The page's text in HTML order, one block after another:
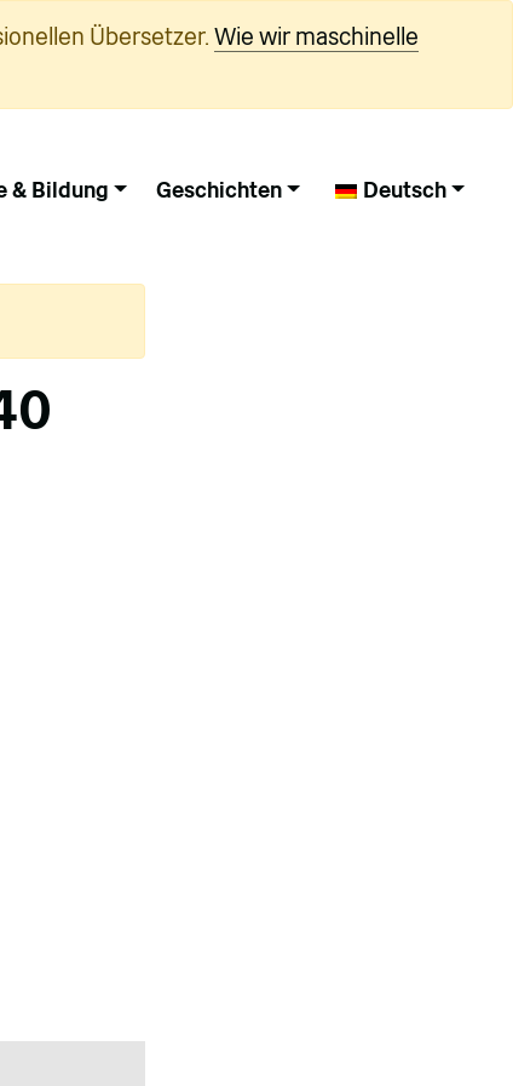
Übersetzer. Wie wir maschinelle
& Bildung Geschichten Deutsch